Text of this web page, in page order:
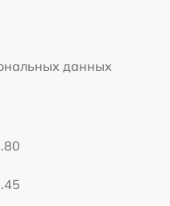
данных